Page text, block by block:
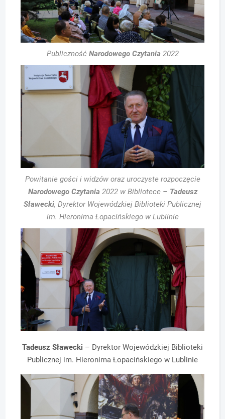
Publiczność Narodowego Czytania 2022
Powitanie gości i widzów oraz uroczyste rozpoczęcie
Narodowego Czytania 2022 w Bibliotece – Tadeusz
Sławecki, Dyrektor Wojewódzkiej Biblioteki Publicznej
im. Hieronima Łopacińskiego w Lublinie
Tadeusz Sławecki – Dyrektor Wojewódzkiej Biblioteki
Publicznej im. Hieronima Łopacińskiego w Lublinie